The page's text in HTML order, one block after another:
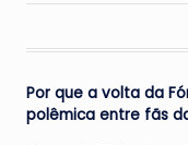
Por que a volta da
polêmica entre fãs